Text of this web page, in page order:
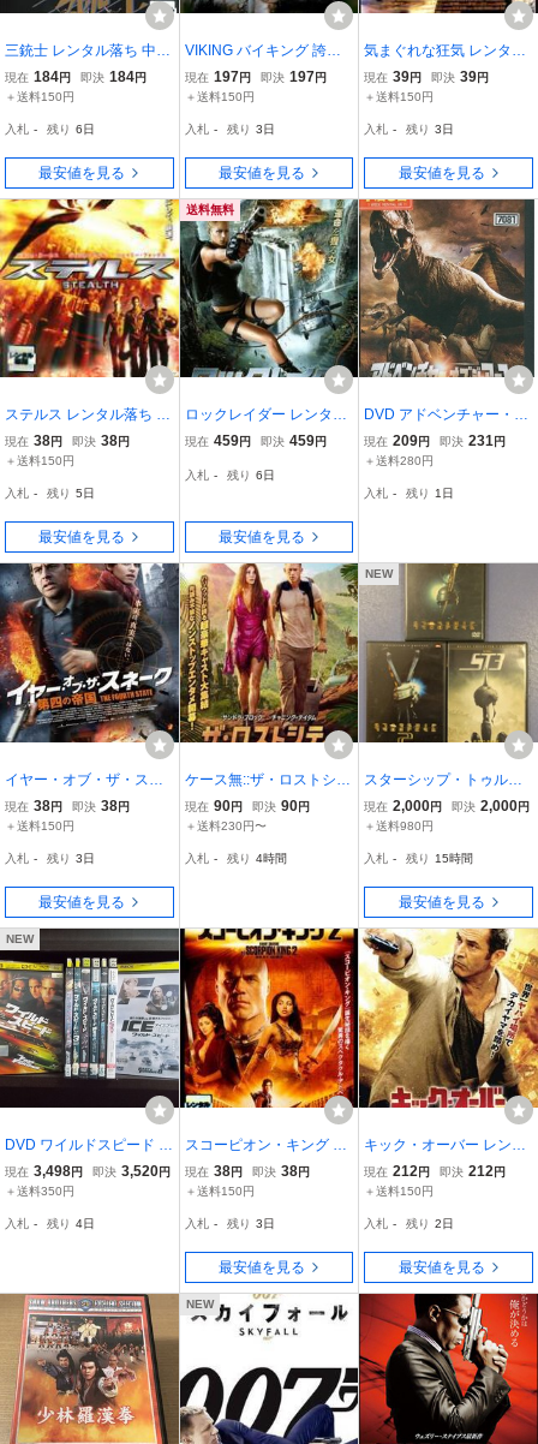
三銃士 レンタル落ち 中古
DVD
現在 184円 即決 184円
＋送料150円
入札 - 残り 6日
最安値を見る
VIKING バイキング 誇り
高き戦士たち レンタル落
ち 中古 DVD
現在 197 円 即決 197 円
＋送料150円
入札 - 残り 3日
最安値を見る
気まぐれな狂気 レンタル
落ち 中古 DVD
現在 39円 即決 39円
＋送料150円
入札 - 残り 3日
最安値を見る
ステルス レンタル落ち 中
古 DVD
現在 38円 即決 38円
＋送料150円
入札 - 残り 5日
最安値を見る
送料無料
ロックレイダー レンタル
落ち 中古 DVD ケース無
現在 459円 即決 459円
入札 - 残り 6日
最安値を見る
DVD アドベンチャー・オ
ブ・ジ・アース レンタル
落ち XXX00474
現在 209円 即決 231円
＋送料280円
入札 - 残り 1日
イヤー・オブ・ザ・スネ
ーク 第四の帝国 レンタル
落ち 中古 DVD
現在 38円 即決 38円
＋送料150円
入札 - 残り 3日
最安値を見る
ケース無::ザ・ロストシテ
ィ レンタル落ち 中古 DV
D
現在 90円 即決 90円
＋送料230円〜
入札 - 残り 4時間
NEW
スターシップ・トゥルー
パーズ 1・2・3 DVD 3作
品セット
現在 2,000円 即決 2,000円
＋送料980円
入札 - 残り 15時間
最安値を見る
NEW
DVD ワイルドスピード シ
リーズ アイスブレイク ま
で 計8本セット ヴィン・
発送 レンタル落ち Z4T33
現在 3,498円 即決 3,520円
＋送料350円
入札 - 残り 4日
スコーピオン・キング 2
レンタル落ち 中古 DVD
現在 38円 即決 38円
＋送料150円
入札 - 残り 3日
最安値を見る
キック・オーバー レンタ
ル落ち 中古 DVD
現在 212 円 即決 212 円
＋送料150円
入札 - 残り 2日
最安値を見る
NEW